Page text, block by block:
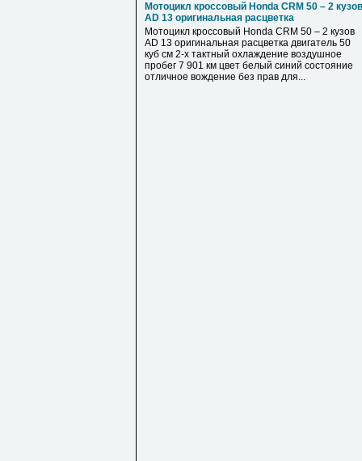
Мотоцикл кроссовый Honda CRM 50 – 2 кузов
AD 13 оригинальная расцветка
Мотоцикл кроссовый Honda CRM 50 – 2 кузов
AD 13 оригинальная расцветка двигатель 50
куб см 2-х тактный охлаждение воздушное
пробег 7 901 км цвет белый синий состояние
отличное вождение без прав для...